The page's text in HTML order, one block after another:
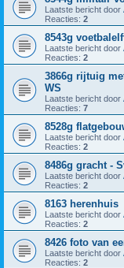
Laatste bericht door
Reacties: 2
8543g
Laatste bericht door
Reacties: 2
3866g rijtuig
WS
Laatste bericht door
Reacties: 7
8528g
Laatste bericht door
Reacties: 2
8486g gracht -
Laatste bericht door
Reacties: 2
8163 herenhuis
Laatste bericht door
Reacties: 2
8426 foto van
Laatste bericht door
Reacties: 2